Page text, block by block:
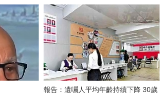
報告：遺囑人平均年齡持續下降 30歲